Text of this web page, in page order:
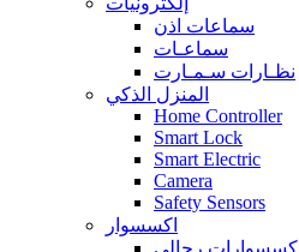
سماعات اذن
سماعـات
نظـارات سـمـارت
المنزل الذكي
Home Controller
Smart Lock
Smart Electric
Camera
Safety Sensors
اكسسوار
اكسسوارات رجالي